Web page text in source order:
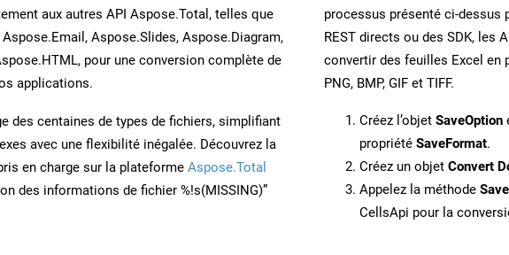
aux autres API Aspose.Total, telles que
Aspose.Slides, Aspose.Diagram,
pour une conversion complète de
applications.
des centaines de types de fichiers, simplifiant
avec une flexibilité inégalée. Découvrez la
en charge sur la plateforme Aspose.Total
des informations de fichier %!s(MISSING)”
processus présenté ci-dessus
REST directs ou des SDK, les
convertir des feuilles Excel en
PNG, BMP, GIF et TIFF.
Créez l’objet SaveOption
propriété SaveFormat.
Créez un objet Convert
Appelez la méthode
CellsApi pour la